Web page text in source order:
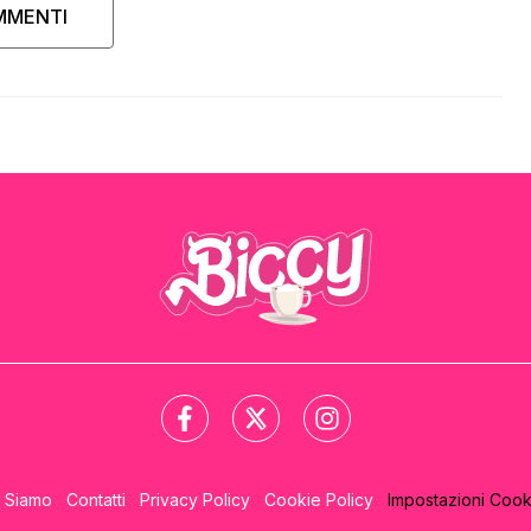
Siamo Contatti Privacy Policy Cookie Policy Impostazioni